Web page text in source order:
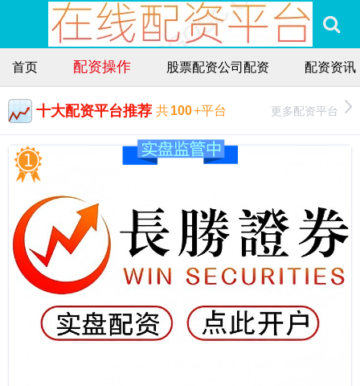
首页 配资操作 股票配资公司配资 配资资讯
十大配资平台推荐 共100+平台 更多配资平台